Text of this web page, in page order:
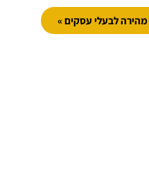
לבעלי עסקים »